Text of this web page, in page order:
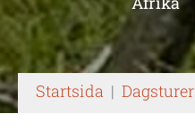
Startsida | Dagsturer